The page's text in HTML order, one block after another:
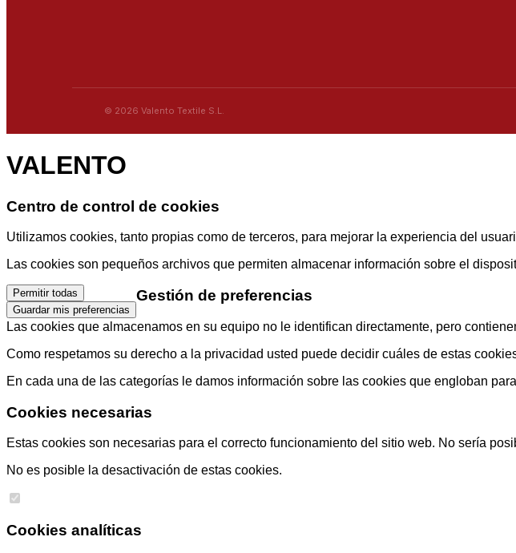
© 2026 Valento Textile S.L.
VALENTO
Centro de control de cookies
Utilizamos cookies, tanto propias como de terceros, para mejorar la experiencia del
Las cookies son pequeños archivos que permiten almacenar información sobre el
Permitir todas
Guardar mis preferencias
Gestión de preferencias
Las cookies que almacenamos en su equipo no le identifican directamente, pero
Como respetamos su derecho a la privacidad usted puede decidir cuáles de estas
En cada una de las categorías le damos información sobre las cookies que engloban
Cookies necesarias
Estas cookies son necesarias para el correcto funcionamiento del sitio web. No sería
No es posible la desactivación de estas cookies.
Cookies analíticas